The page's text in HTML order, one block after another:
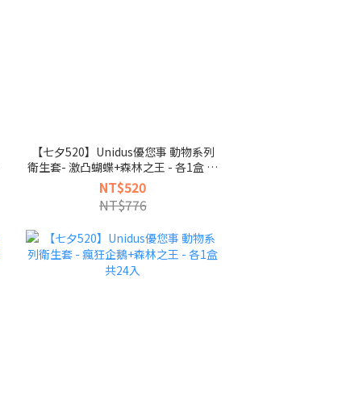
【七夕520】Unidus優您事 動物系列
衛生套- 激凸蝴蝶+森林之王 - 各1盒 共
24入
NT$520
NT$776